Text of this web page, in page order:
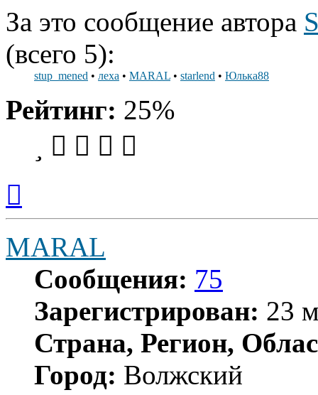
За это сообщение автора
(всего 5):
stup_mened • леха • MARAL • starlend • Юлька88
Рейтинг: 25%
началу
MARAL
Сообщения: 75
Зарегистрирован: 23
Страна, Регион,
Город: Волжский